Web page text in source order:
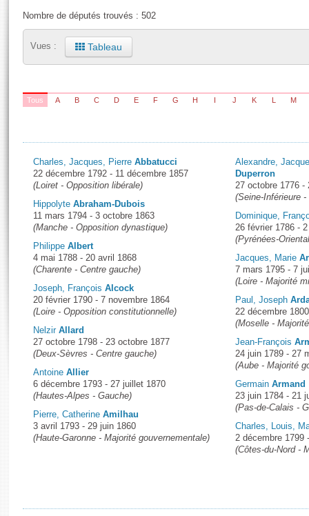
577 députés
Élections législatives
Commissions et autres organes
Contrôle et évaluation
Projets de loi
Amendements
Textes adoptés
Rapports d'information
Rapports d'enquête
Rapports législatifs
Baromètre de l’application des lois
Dossiers législatifs
Budget et sécurité sociale
Fiches « Connaissance de l’Assemblée »
Transparence et déontologie
Documents de référence
( Constitution | Règlement de l'Assemblée ... )
Histoire
Juniors
Anciennes législatures
Liens vers les sites publics
Visite virtuelle du palais Bourbon
Accès des chercheurs à l’Assemblée
Patrimoine
La Bibliothèque
Les archives
Contacts et plan d'accès
Photos libres de droit
Vous
Nombre de députés trouvés : 502
Vues : Tableau
Tous A B C D E F G H I J K L M
Charles, Jacques, Pierre Abbatucci
22 décembre 1792 - 11 décembre 1857
(Loiret - Opposition libérale)
Hippolyte Abraham-Dubois
11 mars 1794 - 3 octobre 1863
(Manche - Opposition dynastique)
Philippe Albert
4 mai 1788 - 20 avril 1868
(Charente - Centre gauche)
Joseph, François Alcock
20 février 1790 - 7 novembre 1864
(Loire - Opposition constitutionnelle)
Nelzir Allard
27 octobre 1798 - 23 octobre 1877
(Deux-Sèvres - Centre gauche)
Antoine Allier
6 décembre 1793 - 27 juillet 1870
(Hautes-Alpes - Gauche)
Pierre, Catherine Amilhau
3 avril 1793 - 29 juin 1860
(Haute-Garonne - Majorité gouvernementale)
Alexandre,
Duperron
27 octobre 1776 -
(Seine-Inférieure
Dominique,
26 février 1786 -
(Pyrénées-
Jacques, Marie
7 mars 1795 - 7
(Loire - Majorité
Paul, Joseph
22 décembre
(Moselle -
Jean-François
24 juin 1789 - 27
(Aube - Majorité
GermainArmand
23 juin 1784 - 21
(Pas-de-Calais -
Charles, Louis,
2 décembre 1799
(Côtes-du-Nord -